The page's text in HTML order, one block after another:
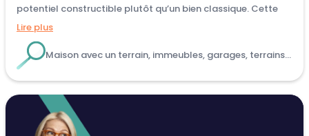
potentiel constructible plutôt qu’un bien classique. Cette
approche lui permet souvent de vous faire une offre à un prix
pouvant atteindre en moyenne 30 % de sa valeur habituelle.
Lire plus
Maison avec un terrain, immeubles, garages, terrains…